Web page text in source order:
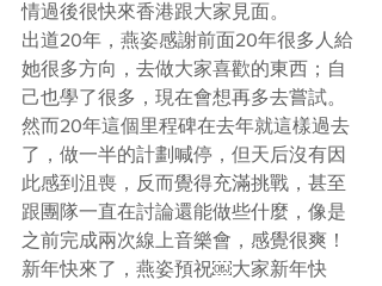
情過後很快來香港跟大家見面。
出道20年，燕姿感謝前面20年很多人給
她很多方向，去做大家喜歡的東西；自
己也學了很多，現在會想再多去嘗試。
然而20年這個里程碑在去年就這樣過去
了，做一半的計劃喊停，但天后沒有因
此感到沮喪，反而覺得充滿挑戰，甚至
跟團隊一直在討論還能做些什麼，像是
之前完成兩次線上音樂會，感覺很爽！
新年快來了，燕姿預祝￼大家新年快